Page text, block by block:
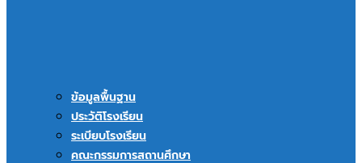
ข้อมูลพื้นฐาน
ประวัติโรงเรียน
ระเบียบโรงเรียน
คณะกรรมการสถานศึกษา